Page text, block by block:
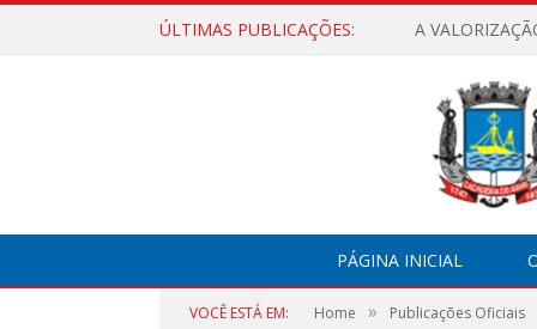
ÚLTIMAS PUBLICAÇÕES: A
PÁGINA INICIAL
VOCÊ ESTÁ EM: Home » Publicações Oficiais